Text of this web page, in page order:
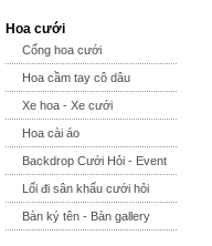
Hoa cưới
Cổng hoa cưới
Hoa cầm tay cô dâu
Xe hoa - Xe cưới
Hoa cài áo
Backdrop Cưới Hỏi - Event
Lối đi sân khấu cưới hỏi
Bàn ký tên - Bàn gallery